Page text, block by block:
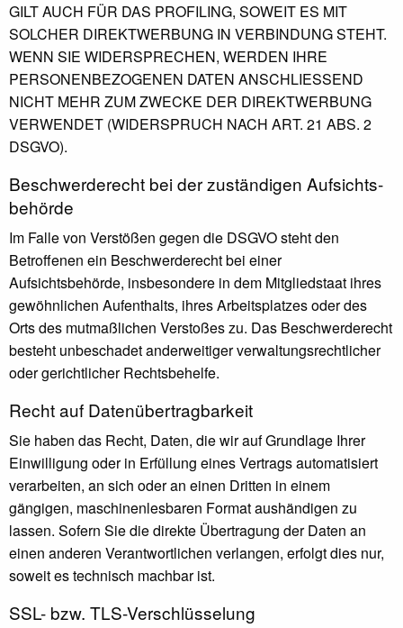
GILT AUCH FÜR DAS PROFILING, SOWEIT ES MIT
SOLCHER DIREKTWERBUNG IN VERBINDUNG STEHT.
WENN SIE WIDERSPRECHEN, WERDEN IHRE
PERSONENBEZOGENEN DATEN ANSCHLIESSEND
NICHT MEHR ZUM ZWECKE DER DIREKTWERBUNG
VERWENDET (WIDERSPRUCH NACH ART. 21 ABS. 2
DSGVO).
Beschwerde­recht bei der zuständigen Aufsichts­
behörde
Im Falle von Verstößen gegen die DSGVO steht den
Betroffenen ein Beschwerderecht bei einer
Aufsichtsbehörde, insbesondere in dem Mitgliedstaat ihres
gewöhnlichen Aufenthalts, ihres Arbeitsplatzes oder des
Orts des mutmaßlichen Verstoßes zu. Das Beschwerderecht
besteht unbeschadet anderweitiger verwaltungsrechtlicher
oder gerichtlicher Rechtsbehelfe.
Recht auf Daten­übertrag­barkeit
Sie haben das Recht, Daten, die wir auf Grundlage Ihrer
Einwilligung oder in Erfüllung eines Vertrags automatisiert
verarbeiten, an sich oder an einen Dritten in einem
gängigen, maschinenlesbaren Format aushändigen zu
lassen. Sofern Sie die direkte Übertragung der Daten an
einen anderen Verantwortlichen verlangen, erfolgt dies nur,
soweit es technisch machbar ist.
SSL- bzw. TLS-Verschlüsselung